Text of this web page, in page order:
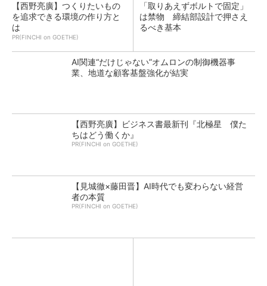
【西野亮廣】つくりたいもの
を追求できる環境の作り方と
は
PR(FINCHI on GOETHE)
「取りあえずボルトで固定」
は禁物 締結部設計で押さえ
るべき基本
AI関連“だけじゃない”オムロンの制御機器事
業、地道な顧客基盤強化が結実
【西野亮廣】ビジネス書最新刊『北極星 僕た
ちはどう働くか』
PR(FINCHI on GOETHE)
【見城徹×藤田晋】AI時代でも変わらない経営
者の本質
PR(FINCHI on GOETHE)